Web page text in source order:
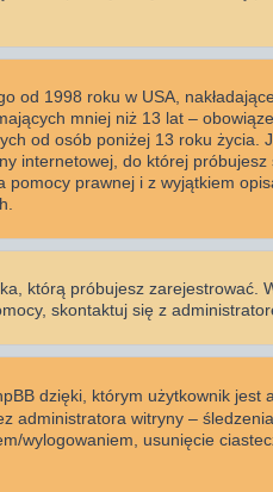
od 1998 roku w USA,
mniej niż 13 lat –
od osób poniżej 13 roku życia.
internetowej, do której
prawnej i z wyjątkiem
którą próbujesz zarejestrować.
skontaktuj się z
dzięki, którym użytkownik jest
administratora witryny –
wylogowaniem, usunięcie